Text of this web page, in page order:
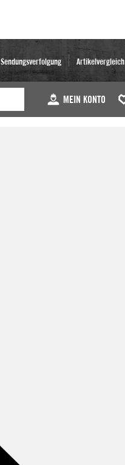
Sendungsverfolgung Artikelvergleich
MEIN KONTO